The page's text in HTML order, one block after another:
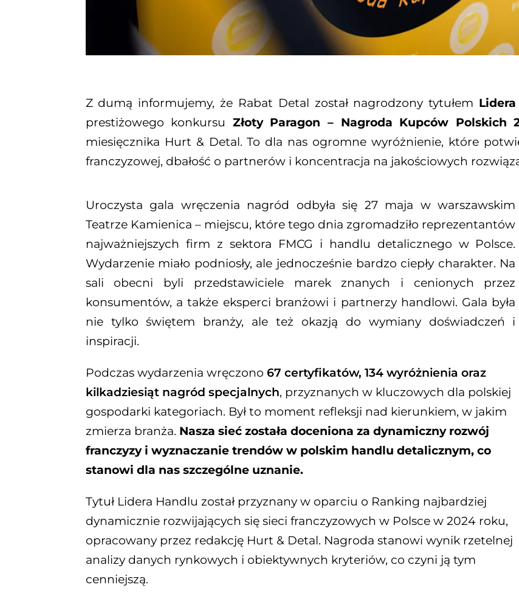
Z dumą informujemy, że Rabat Detal został nagrodzony tytułem
prestiżowego konkursu Złoty Paragon – Nagroda Kupców Polskich
miesięcznika Hurt & Detal. To dla nas ogromne wyróżnienie, które
franczyzowej, dbałość o partnerów i koncentracja na jakościowych
Uroczysta gala wręczenia nagród odbyła się 27 maja w warszawskim
Teatrze Kamienica – miejscu, które tego dnia zgromadziło reprezentantów
najważniejszych firm z sektora FMCG i handlu detalicznego w Polsce.
Wydarzenie miało podniosły, ale jednocześnie bardzo ciepły charakter. Na
sali obecni byli przedstawiciele marek znanych i cenionych przez
konsumentów, a także eksperci branżowi i partnerzy handlowi. Gala była
nie tylko świętem branży, ale też okazją do wymiany doświadczeń i
inspiracji.
Podczas wydarzenia wręczono 67 certyfikatów, 134 wyróżnienia oraz
kilkadziesiąt nagród specjalnych, przyznanych w kluczowych dla polskiej
gospodarki kategoriach. Był to moment refleksji nad kierunkiem, w jakim
zmierza branża. Nasza sieć została doceniona za dynamiczny rozwój
franczyzy i wyznaczanie trendów w polskim handlu detalicznym, co
stanowi dla nas szczególne uznanie.
Tytuł Lidera Handlu został przyznany w oparciu o Ranking najbardziej
dynamicznie rozwijających się sieci franczyzowych w Polsce w 2024 roku,
opracowany przez redakcję Hurt & Detal. Nagroda stanowi wynik rzetelnej
analizy danych rynkowych i obiektywnych kryteriów, co czyni ją tym
cenniejszą.